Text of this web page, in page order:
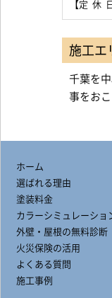
【定 休
施工エ
千葉を
事をおこ
ホーム
選ばれる理由
塗装料金
カラーシミュレーショ
外壁・屋根の無料診断
火災保険の活用
よくある質問
施工事例